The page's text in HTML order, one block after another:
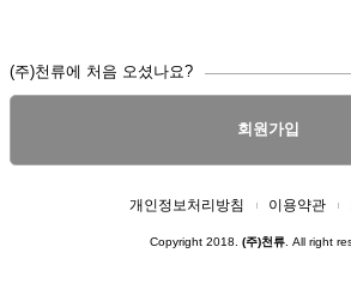
(주)천류에 처음 오셨나요?
회원가입
개인정보처리방침 이용약관
Copyright 2018. (주)천류. All right